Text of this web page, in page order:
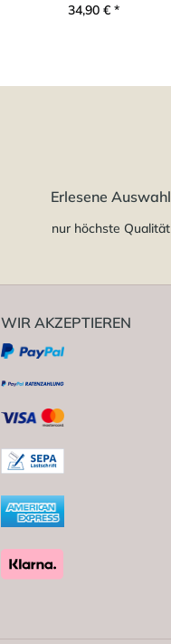
34,90 € *
Erlesene Auswahl
nur höchste Qualität
WIR AKZEPTIEREN